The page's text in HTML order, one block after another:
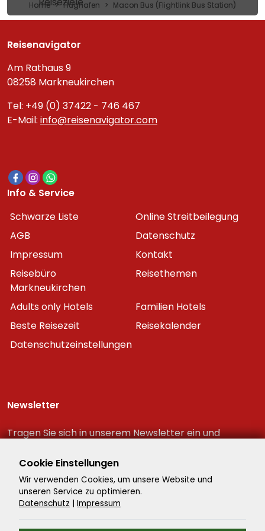
Home Flughafen Macon Bus (Flightlink Bus Station)
Reisenavigator
Am Rathaus 9
08258 Markneukirchen
Tel: +49 (0) 37422 - 746 467
E-Mail: info@reisenavigator.com
Info & Service
Schwarze Liste
Online Streitbeilegung
AGB
Datenschutz
Impressum
Kontakt
Reisebüro
Markneukirchen
Reisethemen
Adults only Hotels
Familien Hotels
Beste Reisezeit
Reisekalender
Datenschutzeinstellungen
Newsletter
Tragen Sie sich in unserem Newsletter ein und
Reiseschnäppchen!
Cookie Einstellungen
Wir verwenden Cookies, um unsere Website und
unseren Service zu optimieren.
Datenschutz | Impressum